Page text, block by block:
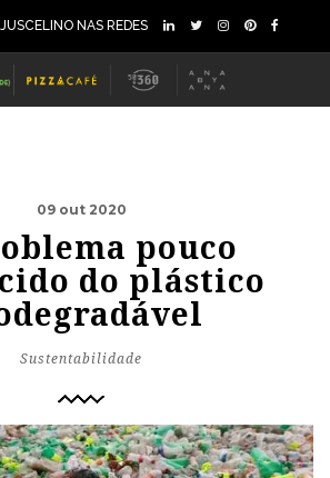
NAS REDES
09 out 2020
pouco
do plástico
Sustentabilidade